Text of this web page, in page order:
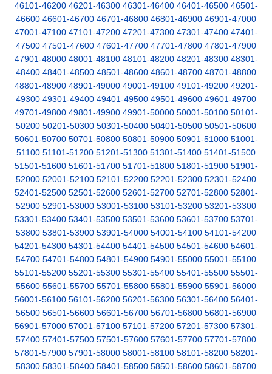
46101-46200 46201-46300 46301-46400 46401-46500 46501-
46600 46601-46700 46701-46800 46801-46900 46901-47000
47001-47100 47101-47200 47201-47300 47301-47400 47401-
47500 47501-47600 47601-47700 47701-47800 47801-47900
47901-48000 48001-48100 48101-48200 48201-48300 48301-
48400 48401-48500 48501-48600 48601-48700 48701-48800
48801-48900 48901-49000 49001-49100 49101-49200 49201-
49300 49301-49400 49401-49500 49501-49600 49601-49700
49701-49800 49801-49900 49901-50000 50001-50100 50101-
50200 50201-50300 50301-50400 50401-50500 50501-50600
50601-50700 50701-50800 50801-50900 50901-51000 51001-
51100 51101-51200 51201-51300 51301-51400 51401-51500
51501-51600 51601-51700 51701-51800 51801-51900 51901-
52000 52001-52100 52101-52200 52201-52300 52301-52400
52401-52500 52501-52600 52601-52700 52701-52800 52801-
52900 52901-53000 53001-53100 53101-53200 53201-53300
53301-53400 53401-53500 53501-53600 53601-53700 53701-
53800 53801-53900 53901-54000 54001-54100 54101-54200
54201-54300 54301-54400 54401-54500 54501-54600 54601-
54700 54701-54800 54801-54900 54901-55000 55001-55100
55101-55200 55201-55300 55301-55400 55401-55500 55501-
55600 55601-55700 55701-55800 55801-55900 55901-56000
56001-56100 56101-56200 56201-56300 56301-56400 56401-
56500 56501-56600 56601-56700 56701-56800 56801-56900
56901-57000 57001-57100 57101-57200 57201-57300 57301-
57400 57401-57500 57501-57600 57601-57700 57701-57800
57801-57900 57901-58000 58001-58100 58101-58200 58201-
58300 58301-58400 58401-58500 58501-58600 58601-58700